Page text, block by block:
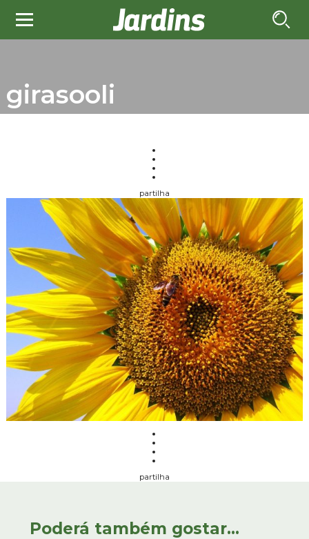
girasooli
partilha
partilha
Poderá também gostar...